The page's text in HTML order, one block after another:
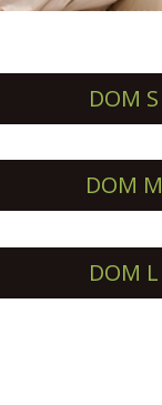
DOM S
DOM M
DOM L